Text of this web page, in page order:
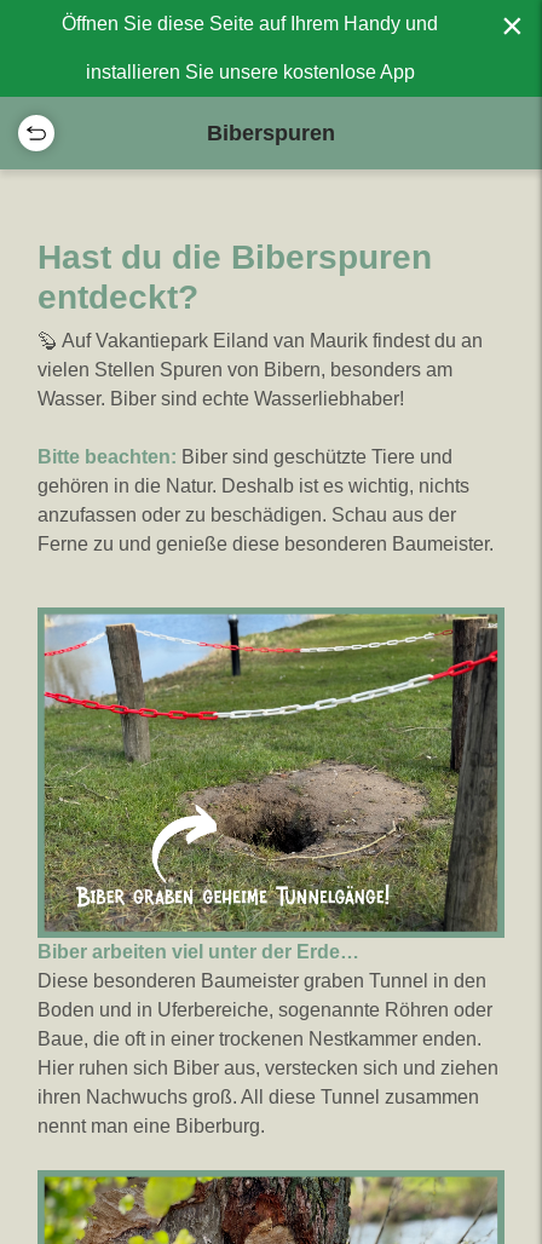
Öffnen Sie diese Seite auf Ihrem Handy und
installieren Sie unsere kostenlose App
×
Biberspuren
Hast du die Biberspuren
entdeckt?
🦫 Auf Vakantiepark Eiland van Maurik findest du an
vielen Stellen Spuren von Bibern, besonders am
Wasser. Biber sind echte Wasserliebhaber!
Bitte beachten: Biber sind geschützte Tiere und
gehören in die Natur. Deshalb ist es wichtig, nichts
anzufassen oder zu beschädigen. Schau aus der
Ferne zu und genieße diese besonderen Baumeister.
Biber arbeiten viel unter der Erde…
Diese besonderen Baumeister graben Tunnel in den
Boden und in Uferbereiche, sogenannte Röhren oder
Baue, die oft in einer trockenen Nestkammer enden.
Hier ruhen sich Biber aus, verstecken sich und ziehen
ihren Nachwuchs groß. All diese Tunnel zusammen
nennt man eine Biberburg.